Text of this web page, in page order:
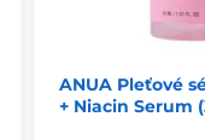
ANUA Pleťové
+ Niacin Serum